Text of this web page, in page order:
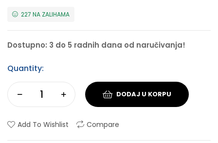
227 NA ZALIHAMA
Dostupno: 3 do 5 radnih dana od naručivanja!
Quantity:
DODAJ U KORPU
Add To Wishlist Compare